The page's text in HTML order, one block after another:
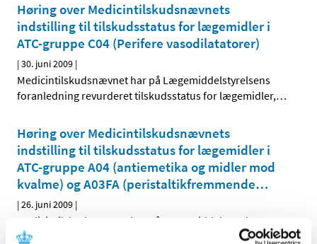
Høring over Medicintilskudsnævnets
indstilling til tilskudsstatus for lægemidler i
ATC-gruppe C04 (Perifere vasodilatatorer)
|30. juni 2009 |
Medicintilskudsnævnet har på Lægemiddelstyrelsens
foranledning revurderet tilskudsstatus for lægemidler,…
Høring over Medicintilskudsnævnets
indstilling til tilskudsstatus for lægemidler i
ATC-gruppe A04 (antiemetika og midler mod
kvalme) og A03FA (peristaltik­fremmende…
|26. juni 2009 |
Medicintilskudsnævnet har på Lægemiddelstyrelsens
foranledning revurderet tilskudsstatus for lægemidler,…